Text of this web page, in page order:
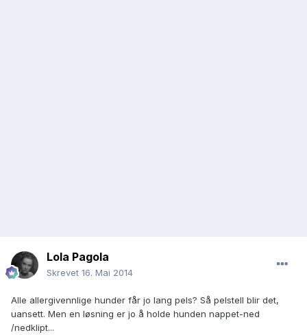
Lola Pagola
Skrevet 16. Mai 2014
Alle allergivennlige hunder får jo lang pels? Så pelstell blir det,
uansett. Men en løsning er jo å holde hunden nappet-ned
/nedklipt...